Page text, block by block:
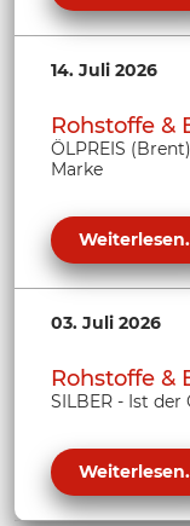
14. Juli 2026
Rohstoffe &
ÖLPREIS
Marke
03. Juli 2026
Rohstoffe &
SILBER - Ist der